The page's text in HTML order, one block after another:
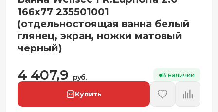
166x77 235501001
(отдельностоящая ванна белый
глянец, экран, ножки матовый
черный)
4 407,9 руб. В наличии
Купить